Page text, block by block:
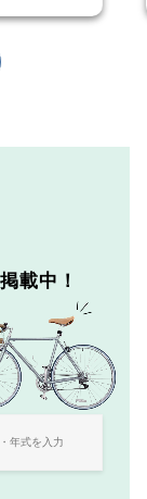
載中！